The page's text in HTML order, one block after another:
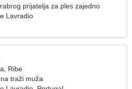
prijatelja za ples zajedno
Lavradio
Ribe
traži muža